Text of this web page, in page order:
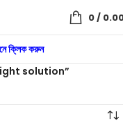
0/
ক্লিক করুন
solution”